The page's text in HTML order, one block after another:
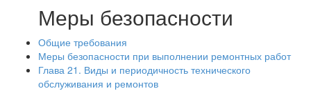
Меры безопасности
Общие требования
Меры безопасности при выполнении ремонтных работ
Глава 21. Виды и периодичность технического
обслуживания и ремонтов